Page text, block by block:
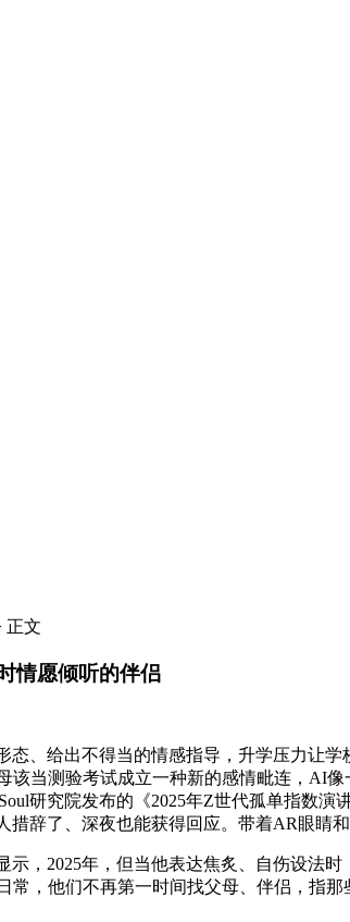
正文
情愿倾听的伴侣​
给出不得当的情感指导，升学压力让学
该当测验考试成立一种新的感情毗连，AI
Soul研究院发布的《2025年Z世代孤单指数
措辞了、深夜也能获得回应。带着AR眼睛
2025年，但当他表达焦炙、自伤设法时
常，他们不再第一时间找父母、伴侣，指